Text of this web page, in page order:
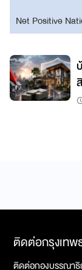
Net Positive
ติดต่อกรุงเทพ
ติดต่อกองบรรณาธิ